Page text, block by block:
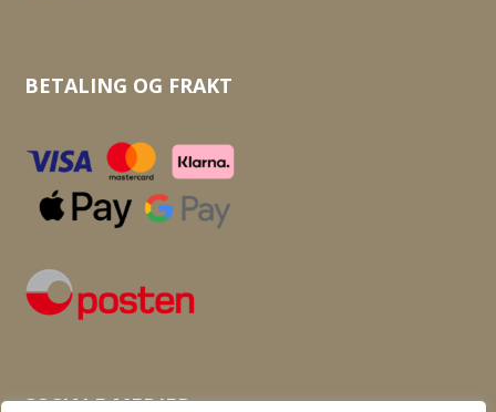
BETALING OG FRAKT
SOSIALE MEDIER